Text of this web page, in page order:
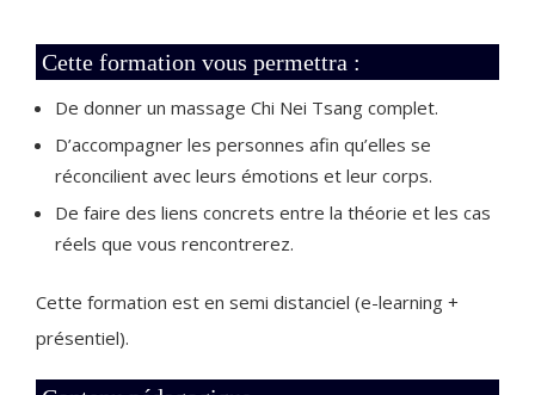
Cette formation vous permettra :
De donner un massage Chi Nei Tsang complet.
D’accompagner les personnes afin qu’elles se
réconcilient avec leurs émotions et leur corps.
De faire des liens concrets entre la théorie et les cas
réels que vous rencontrerez.
Cette formation est en semi distanciel (e-learning +
présentiel).